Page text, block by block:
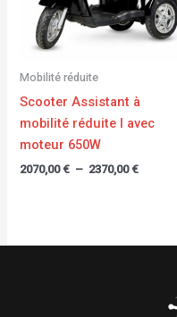
Mobilité réduite
Scooter Assistant à
mobilité réduite I avec
moteur 650W
2070,00€ – 2370,00€